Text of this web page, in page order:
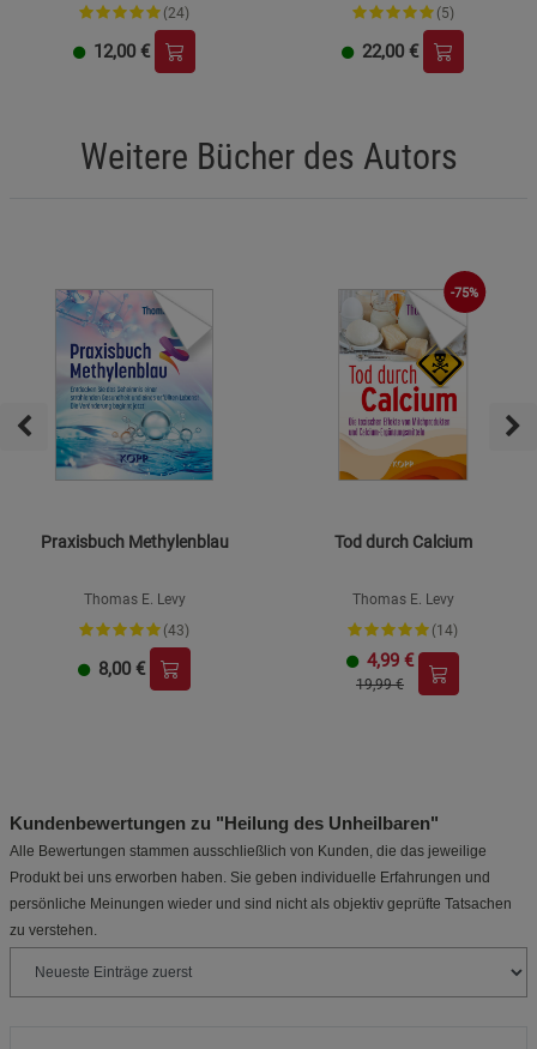
(24)
12,00 €
(5)
22,00 €
Weitere Bücher des Autors
Praxisbuch Methylenblau
Thomas E. Levy
(43)
8,00 €
-75%
Tod durch Calcium
Thomas E. Levy
(14)
4,99 €
19,99 €
Kundenbewertungen zu "Heilung des Unheilbaren"
Alle Bewertungen stammen ausschließlich von Kunden, die das jeweilige
Produkt bei uns erworben haben. Sie geben individuelle Erfahrungen und
persönliche Meinungen wieder und sind nicht als objektiv geprüfte Tatsachen
zu verstehen.